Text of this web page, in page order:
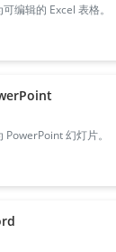
编辑的 Excel 表格。
PowerPoint 幻灯片。